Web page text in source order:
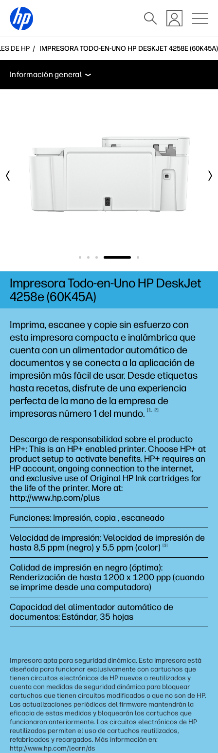
DE HP IMPRESORA TODO-EN-UNO HP DESKJET 4258E (60K45A)
Información general Especificaciones
Accesorios
Información general
Soporte
Imprima, escanee y copie sin esfuerzo con
esta impresora compacta e inalámbrica que
cuenta con un alimentador automático de
documentos y se conecta a la aplicación de
impresión más fácil de usar. Desde etiquetas
hasta recetas, disfrute de una experiencia
perfecta de la mano de la empresa de
impresoras número 1 del mundo. 1 2
Descargo de responsabilidad sobre el producto
HP+: This is an HP+ enabled printer. Choose HP+ at
product setup to activate benefits. HP+ requires an
HP account, ongoing connection to the internet,
and exclusive use of Original HP Ink cartridges for
the life of the printer. More at:
http://www.hp.com/plus
Funciones: Impresión, copia , escaneado
Velocidad de impresión: Velocidad de impresión de
hasta 8,5 ppm (negro) y 5,5 ppm (color) 3
Calidad de impresión en negro (óptima):
Renderización de hasta 1200 x 1200 ppp (cuando
se imprime desde una computadora)
Capacidad del alimentador automático de
documentos: Estándar, 35 hojas
Impresora apta para seguridad dinámica. Esta impresora está
diseñada para funcionar exclusivamente con cartuchos que
tienen circuitos electrónicos de HP nuevos o reutilizados y
cuenta con medidas de seguridad dinámica para bloquear
cartuchos que tienen circuitos modificados o que no son de HP.
Las actualizaciones periódicas del firmware mantendrán la
eficacia de estas medidas y bloquearán los cartuchos que
funcionaron anteriormente. Los circuitos electrónicos de HP
reutilizados permiten el uso de cartuchos reutilizados,
refabricados y recargados. Más información en:
http://www.hp.com/learn/ds
Impresora Todo-en-Uno HP DeskJet
4258e (60K45A)